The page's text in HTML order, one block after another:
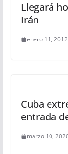
Llegará
Irán
enero 11, 2012
Cuba
entrada
marzo 10,